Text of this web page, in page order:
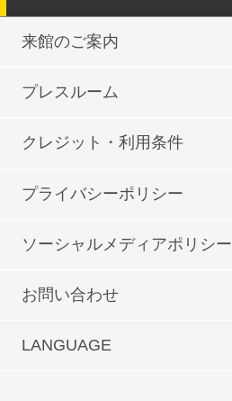
来館のご案内
プレスルーム
クレジット・利用条件
プライバシーポリシー
ソーシャルメディアポリシー
お問い合わせ
LANGUAGE